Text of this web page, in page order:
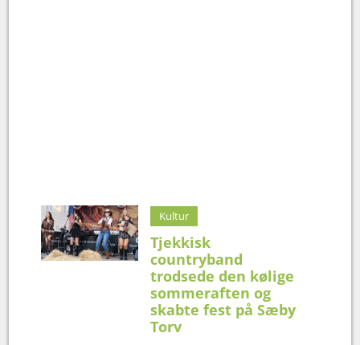
Kultur
Tjekkisk
countryband
trodsede den kølige
sommeraften og
skabte fest på Sæby
Torv